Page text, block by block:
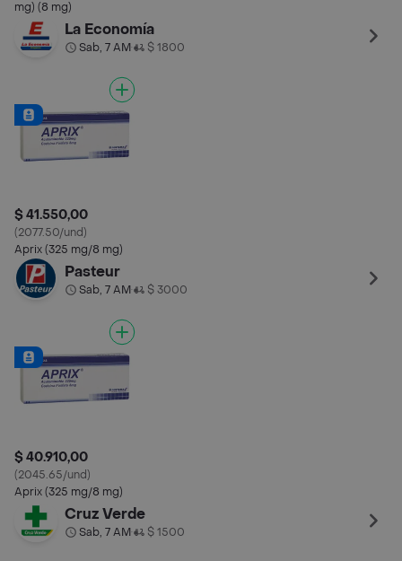
mg) (8 mg)
La Economía
Sab, 7 AM• $ 1800
$ 41.550,00
(2077.50/und)
Aprix (325 mg/8 mg)
Pasteur
Sab, 7 AM• $ 3000
$ 40.910,00
(2045.65/und)
Aprix (325 mg/8 mg)
Cruz Verde
Sab, 7 AM• $ 1500